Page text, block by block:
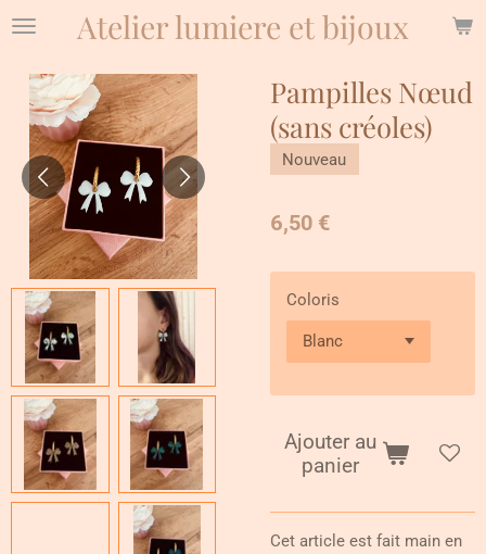
Passer
principal
Atelier lumiere et bijoux
Pampilles Nœud
(sans créoles)
Nouveau
6,50 €
Coloris
Ajouter au
panier
Cet article est fait main en